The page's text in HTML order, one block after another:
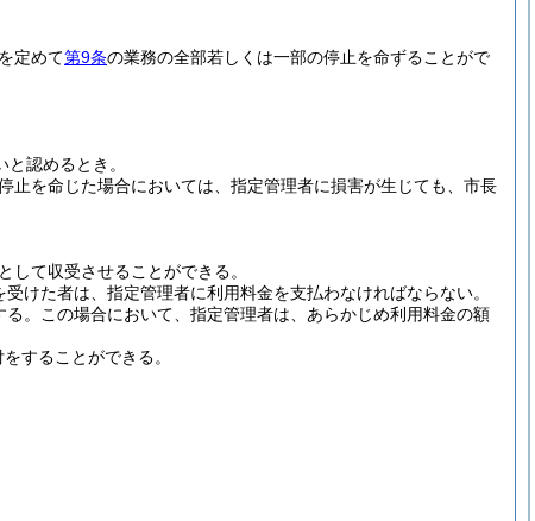
定めて第9条の業務の全部若しくは一部の停止を命ずることがで
認めるとき。
止を命じた場合においては、指定管理者に損害が生じても、市長
て収受させることができる。
受けた者は、指定管理者に利用料金を支払わなければならない。
。
この場合において、指定管理者は、あらかじめ利用料金の額
することができる。